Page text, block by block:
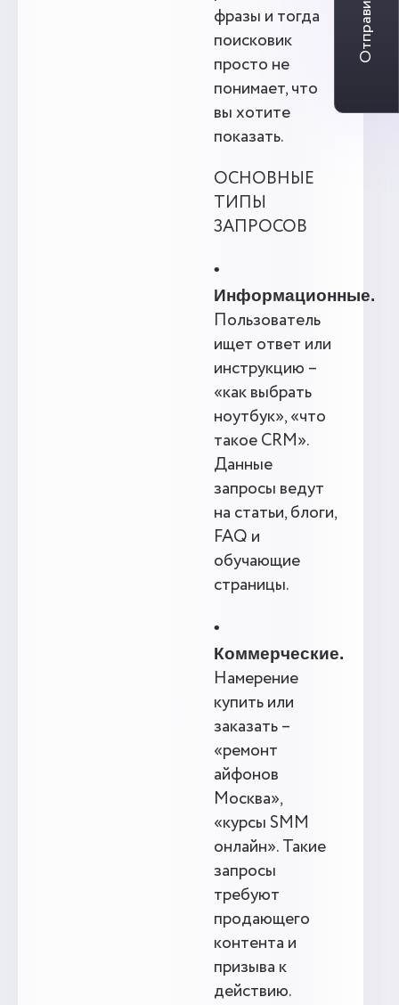
фразы и тогда
поисковик
просто не
понимает, что
вы хотите
показать.
ОСНОВНЫЕ
ТИПЫ
ЗАПРОСОВ
•
Информационные.
Пользователь
ищет ответ или
инструкцию –
«как выбрать
ноутбук», «что
такое CRM».
Данные
запросы ведут
на статьи, блоги,
FAQ и
обучающие
страницы.
•
Коммерческие.
Намерение
купить или
заказать –
«ремонт
айфонов
Москва»,
«курсы SMM
онлайн». Такие
запросы
требуют
продающего
контента и
призыва к
действию.